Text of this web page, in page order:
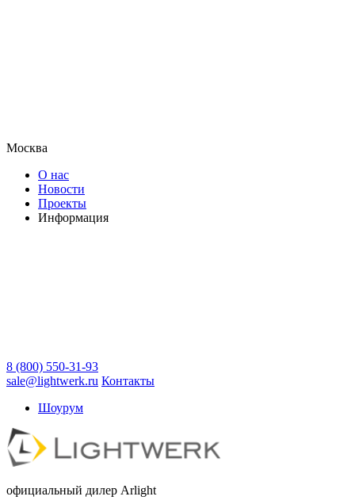
Москва
О нас
Новости
Проекты
Информация
8 (800) 550-31-93
sale@lightwerk.ru Контакты
Шоурум
официальный дилер Arlight